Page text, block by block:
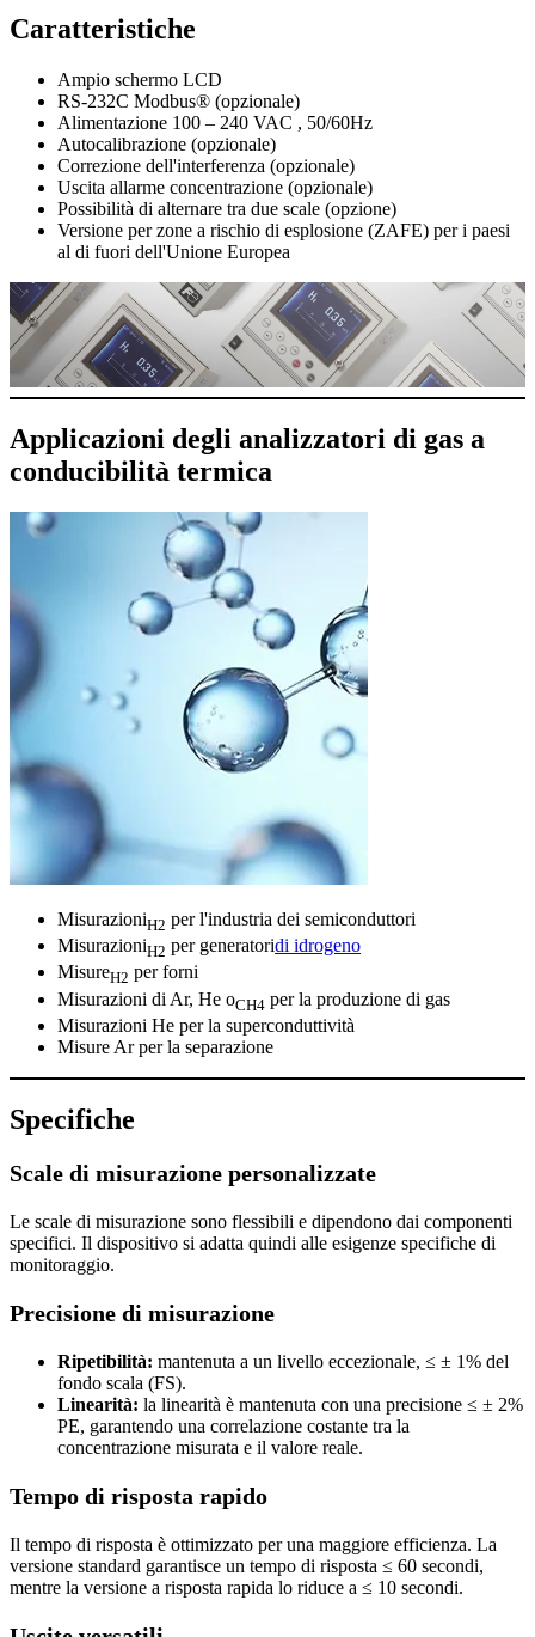
Caratteristiche
Ampio schermo LCD
RS-232C Modbus® (opzionale)
Alimentazione 100 – 240 VAC , 50/60Hz
Autocalibrazione (opzionale)
Correzione dell'interferenza (opzionale)
Uscita allarme concentrazione (opzionale)
Possibilità di alternare tra due scale (opzione)
Versione per zone a rischio di esplosione (ZAFE) per i paesi
al di fuori dell'Unione Europea
Applicazioni degli analizzatori di gas a
conducibilità termica
MisurazioniH2 per l'industria dei semiconduttori
MisurazioniH2 per generatoridi idrogeno
MisureH2 per forni
Misurazioni di Ar, He oCH4 per la produzione di gas
Misurazioni He per la superconduttività
Misure Ar per la separazione
Specifiche
Scale di misurazione personalizzate
Le scale di misurazione sono flessibili e dipendono dai componenti
specifici. Il dispositivo si adatta quindi alle esigenze specifiche di
monitoraggio.
Precisione di misurazione
Ripetibilità: mantenuta a un livello eccezionale, ≤ ± 1% del
fondo scala (FS).
Linearità: la linearità è mantenuta con una precisione ≤ ± 2%
PE, garantendo una correlazione costante tra la
concentrazione misurata e il valore reale.
Tempo di risposta rapido
Il tempo di risposta è ottimizzato per una maggiore efficienza. La
versione standard garantisce un tempo di risposta ≤ 60 secondi,
mentre la versione a risposta rapida lo riduce a ≤ 10 secondi.